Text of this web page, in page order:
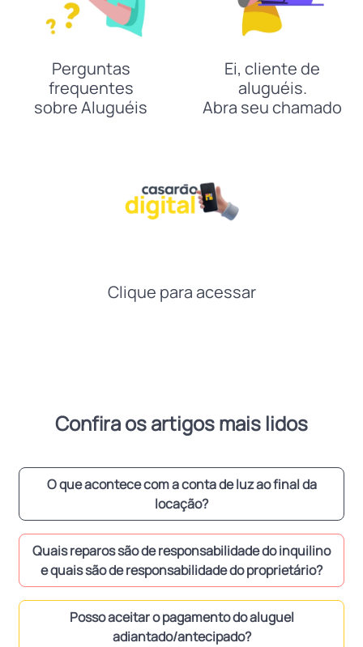
Perguntas
frequentes
sobre Aluguéis
Ei, cliente de
aluguéis.
Abra seu chamado
Clique para acessar
Confira os artigos mais lidos
O que acontece com a conta de luz ao final da
locação?
Quais reparos são de responsabilidade do inquilino
e quais são de responsabilidade do proprietário?
Posso aceitar o pagamento do aluguel
adiantado/antecipado?